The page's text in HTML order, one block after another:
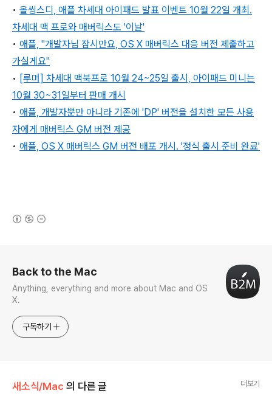
• 올씽스디, 애플 차세대 아이패드 발표 이벤트 10월 22일 개최.
차세대 맥 프로와 매버릭스도 '이날'
• 애플, "개발자님 잠시만요, OS X 매버릭스 대응 버전 제출하고
가실게요"
• [루머] 차세대 맥북프로 10월 24~25일 출시, 아이패드 미니는
10월 30~31일부터 판매 개시
• 애플, 개발자뿐만 아니라 기존에 'DP' 버전을 설치한 모든 사용
자에게 매버릭스 GM 버전 제공
• 애플, OS X 매버릭스 GM 버전 배포 개시. '정식 출시 준비 완료'
Back to the Mac
Anything, everything and more about Mac and OS
X.
구독하기
새소식/Mac 의 다른 글 더보기